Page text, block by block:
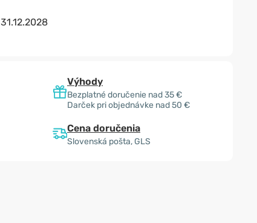
31.12.2028
Výhody
Bezplatné doručenie nad 35 €
Darček pri objednávke nad 50 €
Cena doručenia
Slovenská pošta, GLS